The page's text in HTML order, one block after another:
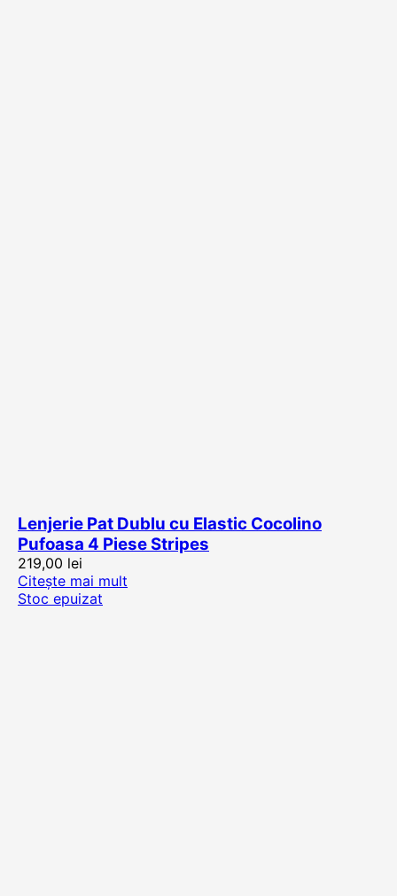
Lenjerie Pat Dublu cu Elastic Cocolino
Pufoasa 4 Piese Stripes
219,00 lei
Citește mai mult
Stoc epuizat